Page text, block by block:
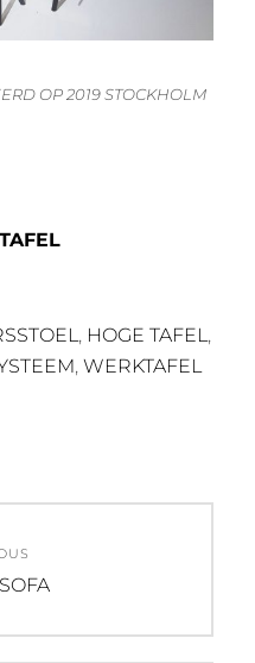
OP 2019 STOCKHOLM
, HOGE TAFEL,
, WERKTAFEL